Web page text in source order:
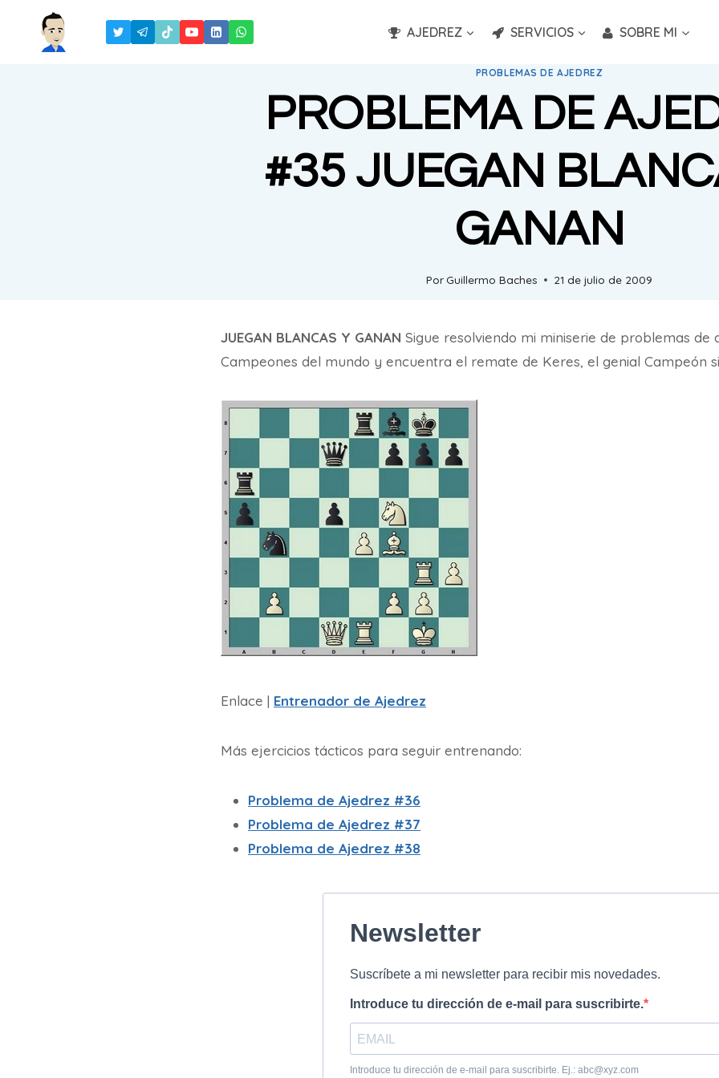
AJEDREZ SERVICIOS SOBRE MI
PROBLEMAS DE AJEDREZ
PROBLEMA DE
#35 JUEGAN
GANAN
PorGuillermo Baches 21 de julio de 2009
JUEGAN BLANCAS Y GANAN Sigue resolviendo mi miniserie de problemas de
Campeones del mundo y encuentra el remate de Keres, el genial Campeón
Enlace | Entrenador de Ajedrez
Más ejercicios tácticos para seguir entrenando:
Problema de Ajedrez #36
Problema de Ajedrez #37
Problema de Ajedrez #38